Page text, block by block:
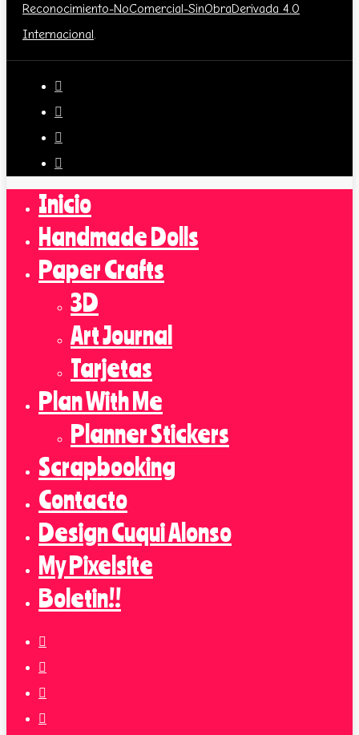
Reconocimiento-NoComercial-SinObraDerivada 4.0
Internacional.
Inicio
Handmade Dolls
Paper Crafts
3D
Art Journal
Tarjetas
Plan With Me
Planner Stickers
Scrapbooking
Contacto
Design Cuqui Alonso
My Pixelsite
Boletin!!